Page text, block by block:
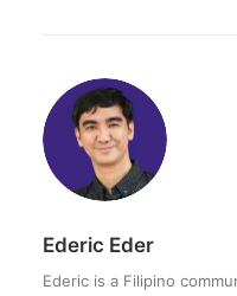
Ederic Eder
Ederic is a Filipino